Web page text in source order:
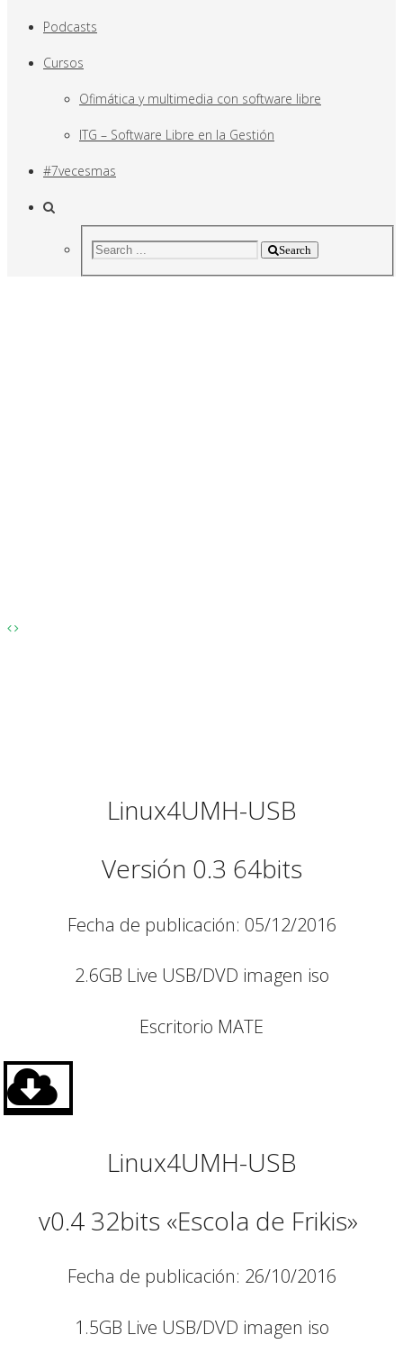
Podcasts
Cursos
Ofimática y multimedia con software libre
ITG – Software Libre en la Gestión
#7vecesmas
Search
Linux4UMH-USB
Versión 0.3 64bits
Fecha de publicación: 05/12/2016
2.6GB Live USB/DVD imagen iso
Escritorio MATE
Linux4UMH-USB
v0.4 32bits «Escola de Frikis»
Fecha de publicación: 26/10/2016
1.5GB Live USB/DVD imagen iso